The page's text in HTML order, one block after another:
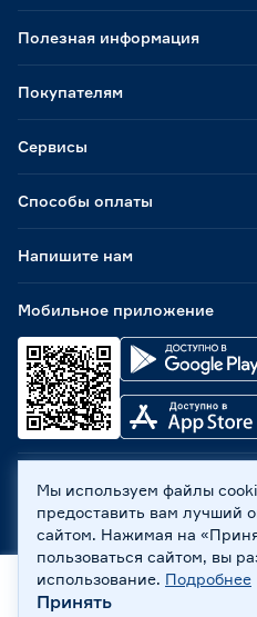
Способы оплаты
Мобильное приложение
Полезная информация
Покупателям
Сервисы
Напишите нам
ООО «Бауцентр Рус» 2004 -
ул. А.Невского, 205. ИНН
Все права защищены
Политика обработки
Правовая информация
Охрана труда
Главная
Мы используем файлы
предоставить вам лучший
сайтом. Нажимая на
пользоваться сайтом, вы
использование. Подробнее
Принять